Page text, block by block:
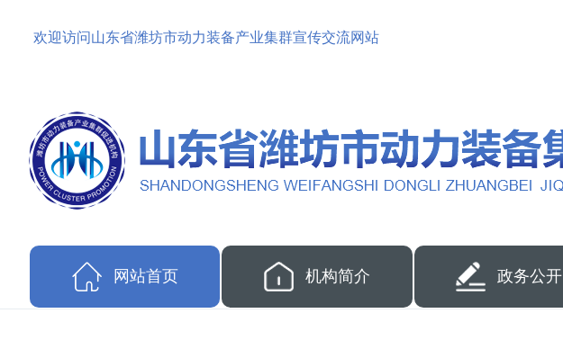
欢迎访问山东省潍坊市动力装备产业集群宣传交流网站
网站首页 机构简介 政务公开